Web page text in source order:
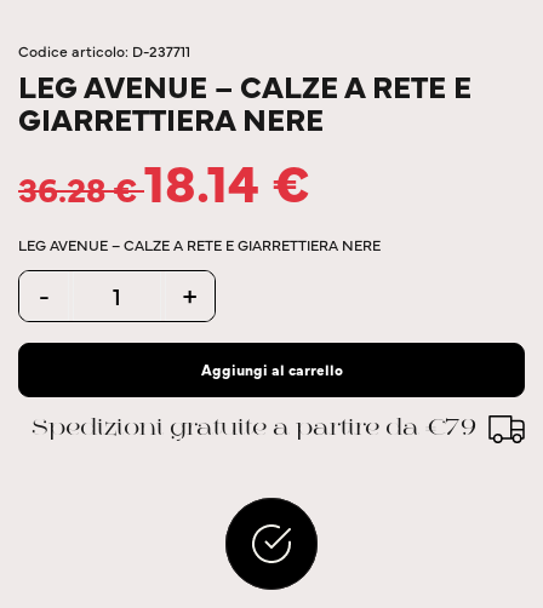
Codice articolo: D-237711
LEG AVENUE – CALZE A RETE E
GIARRETTIERA NERE
36.28€18.14€
LEG AVENUE – CALZE A RETE E GIARRETTIERA NERE
Quantity
- +
Aggiungi al carrello
Spedizioni gratuite a partire da €79